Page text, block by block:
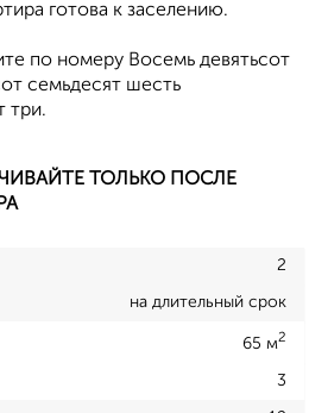
готова к заселению.
по номеру Восемь девятьсот
семьдесят шесть
три.
ТОЛЬКО ПОСЛЕ
2
на длительный срок
65 м2
3